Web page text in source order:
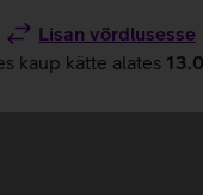
Lisan võrdlusesse
kaup kätte alates